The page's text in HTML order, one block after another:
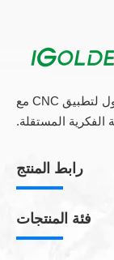
شاندونغ Igolden CNC هو المورد الحلول لتطبيق CNC مع
الفكرية المستقلة.
رابط المنتج
فئة المنتجات